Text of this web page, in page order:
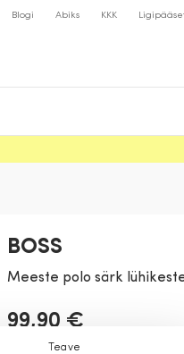
Teave
Blogi Abiks KKK
BOSS
Meeste polo särk
99,90 €